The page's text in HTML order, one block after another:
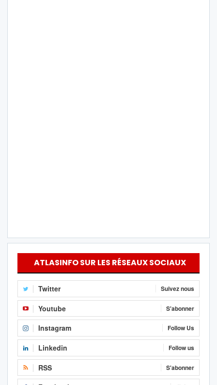
ATLASINFO SUR LES RÉSEAUX SOCIAUX
Twitter Suivez nous
Youtube S'abonner
Instagram Follow Us
Linkedin Follow us
RSS S'abonner